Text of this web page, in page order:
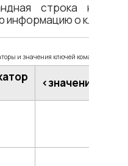
строка не
информацию о ключах.
и значения ключей командной
<​значение